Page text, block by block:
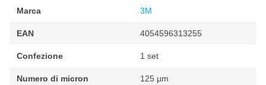
pannelli. Il sistema di ugelli 3M PPS 2.0 può essere utilizzato per
50 Coperchi con filtro per vernice da 125 micron
Marca 3M
EAN 4054596313255
Confezione 1 set
Numero di micron 125 µm